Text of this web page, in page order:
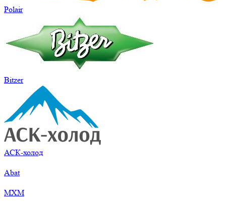
Polair
Bitzer
АСК-холод
Abat
МХМ